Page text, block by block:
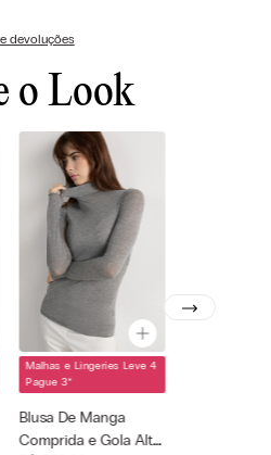
devoluções
o Look
Cor selecionada
Cinza - 456j -
Medium Grey
Mel
Malhas e Lingeries Leve 4
Pague 3*
Blusa De Manga
Comprida e Gola Alta